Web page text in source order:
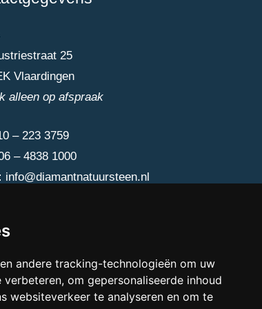
andere tracking-technologieën om uw
om gepersonaliseerde inhoud
websiteverkeer te analyseren en om te
25
Vlaardingen
alleen op afspraak
– 223 3759
– 4838 1000
info@diamantnatuursteen.nl